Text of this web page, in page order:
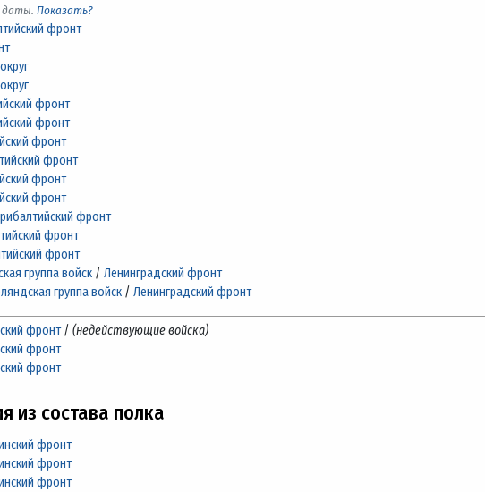
даты.Показать?
фронт
фронт
фронт
фронт
фронт
фронт
фронт
фронт
фронт
фронт
группа войск /Ленинградский фронт
группа войск /Ленинградский фронт
фронт/(недействующие войска)
фронт
фронт
из состава полка
фронт
фронт
фронт